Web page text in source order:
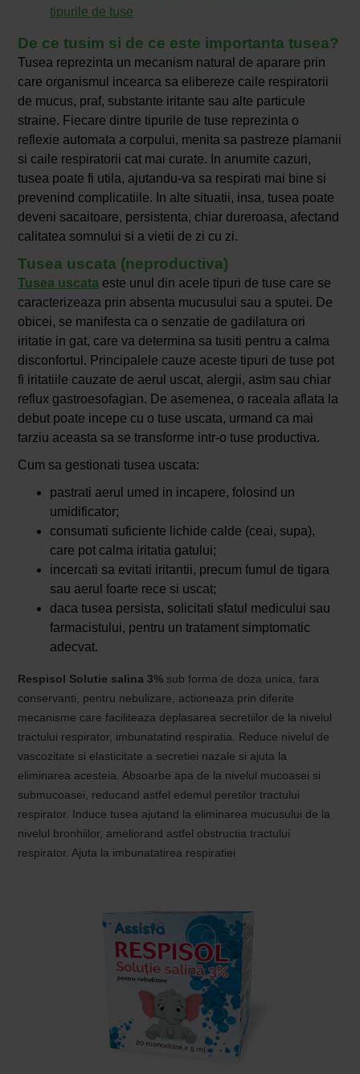
tipurile de tuse
De ce tusim si de ce este importanta tusea?
Tusea reprezinta un mecanism natural de aparare prin
care organismul incearca sa elibereze caile respiratorii
de mucus, praf, substante iritante sau alte particule
straine. Fiecare dintre tipurile de tuse reprezinta o
reflexie automata a corpului, menita sa pastreze plamanii
si caile respiratorii cat mai curate. In anumite cazuri,
tusea poate fi utila, ajutandu-va sa respirati mai bine si
prevenind complicatiile. In alte situatii, insa, tusea poate
deveni sacaitoare, persistenta, chiar dureroasa, afectand
calitatea somnului si a vietii de zi cu zi.
Tusea uscata (neproductiva)
Tusea uscata este unul din acele tipuri de tuse care se
caracterizeaza prin absenta mucusului sau a sputei. De
obicei, se manifesta ca o senzatie de gadilatura ori
iritatie in gat, care va determina sa tusiti pentru a calma
disconfortul. Principalele cauze aceste tipuri de tuse pot
fi iritatiile cauzate de aerul uscat, alergii, astm sau chiar
reflux gastroesofagian. De asemenea, o raceala aflata la
debut poate incepe cu o tuse uscata, urmand ca mai
tarziu aceasta sa se transforme intr-o tuse productiva.
Cum sa gestionati tusea uscata:
pastrati aerul umed in incapere, folosind un
umidificator;
consumati suficiente lichide calde (ceai, supa),
care pot calma iritatia gatului;
incercati sa evitati iritantii, precum fumul de tigara
sau aerul foarte rece si uscat;
daca tusea persista, solicitati sfatul medicului sau
farmacistului, pentru un tratament simptomatic
adecvat.
Respisol Solutie salina 3%sub forma de doza unica, fara
conservanti, pentru nebulizare, actioneaza prin diferite
mecanisme care faciliteaza deplasarea secretiilor de la nivelul
tractului respirator, imbunatatind respiratia. Reduce nivelul de
vascozitate si elasticitate a secretiei nazale si ajuta la
eliminarea acesteia. Absoarbe apa de la nivelul mucoasei si
submucoasei, reducand astfel edemul peretilor tractului
respirator. Induce tusea ajutand la eliminarea mucusului de la
nivelul bronhiilor, ameliorand astfel obstructia tractului
respirator. Ajuta la imbunatatirea respiratiei